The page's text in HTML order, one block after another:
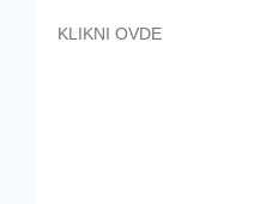
KLIKNI OVDE